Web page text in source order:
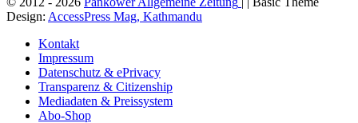
Design: AccessPress Mag, Kathmandu
Kontakt
Impressum
Datenschutz & ePrivacy
Transparenz & Citizenship
Mediadaten & Preissystem
Abo-Shop